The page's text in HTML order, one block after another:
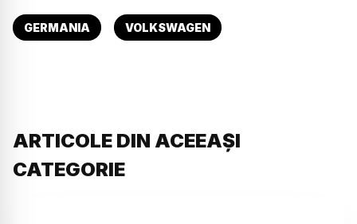
GERMANIA VOLKSWAGEN
ARTICOLE DIN ACEEAȘI
CATEGORIE